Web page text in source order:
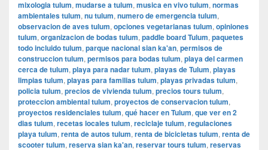
mixologia tulum, mudarse a tulum, musica en vivo tulum, normas
ambientales tulum, nu tulum, numero de emergencia tulum,
observacion de aves tulum, opciones vegetarianas tulum, opiniones
tulum, organizacion de bodas tulum, paddle board Tulum, paquetes
todo incluido tulum, parque nacional sian ka'an, permisos de
construccion tulum, permisos para bodas tulum, playa del carmen
cerca de tulum, playa para nadar tulum, playas de Tulum, playas
limpias tulum, playas para familias tulum, playas privadas tulum,
policia tulum, precios de vivienda tulum, precios tours tulum,
proteccion ambiental tulum, proyectos de conservacion tulum,
proyectos residenciales tulum, qué hacer en Tulum, que ver en 2
dias tulum, recetas locales tulum, reciclaje tulum, regulaciones
playa tulum, renta de autos tulum, renta de bicicletas tulum, renta de
scooter tulum, reserva sian ka'an, reservar tours tulum, reservas